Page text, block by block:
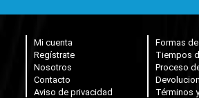
Mi cuenta
Regístrate
Nosotros
Contacto
Aviso de privacidad
Formas
Tiempos
Proceso
Términos